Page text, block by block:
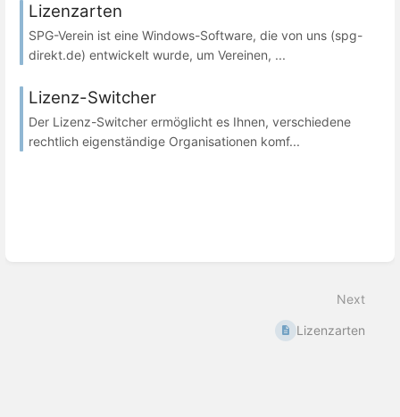
Lizenzarten
SPG-Verein ist eine Windows-Software, die von uns (spg-
direkt.de) entwickelt wurde, um Vereinen, ...
Lizenz-Switcher
Der Lizenz-Switcher ermöglicht es Ihnen, verschiedene
rechtlich eigenständige Organisationen komf...
Next
Lizenzarten